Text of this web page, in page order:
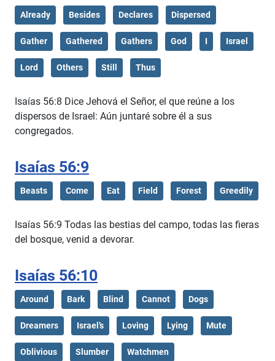
Already Besides Declares Dispersed
Gather Gathered Gathers God I Israel
Lord Others Still Thus
Isaías 56:8 Dice Jehová el Señor, el que reúne a los
dispersos de Israel: Aún juntaré sobre él a sus
congregados.
Isaías 56:9
Beasts Come Eat Field Forest Greedily
Isaías 56:9 Todas las bestias del campo, todas las fieras
del bosque, venid a devorar.
Isaías 56:10
Around Bark Blind Cannot Dogs
Dreamers Israel’s Loving Lying Mute
Oblivious Slumber Watchmen